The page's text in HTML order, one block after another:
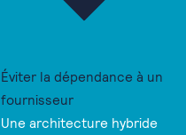
Éviter la dépendance à un
fournisseur
Une architecture hybride